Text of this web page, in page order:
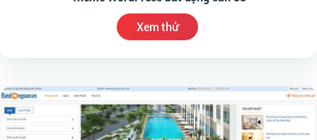
Xem thử